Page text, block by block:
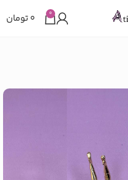
0 ۰تومان